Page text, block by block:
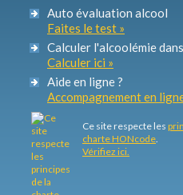
Auto évaluation alcool
Faites le test »
Calculer l'alcoolémie
Calculer ici »
Aide en ligne ?
Accompagnement en
Ce site respecte les
charte HONcode.
Vérifiez ici.